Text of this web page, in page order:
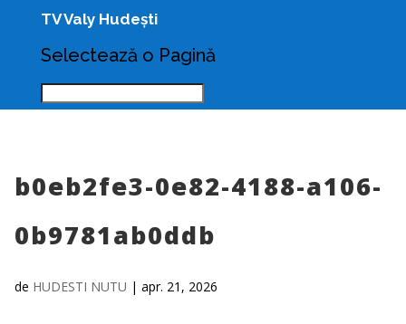
TV Valy Hudești
Selectează o Pagină
b0eb2fe3-0e82-4188-a106-
0b9781ab0ddb
de HUDESTI NUTU | apr. 21, 2026